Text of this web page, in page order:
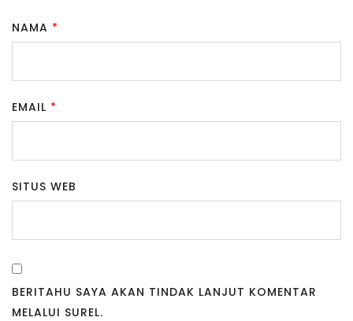
NAMA *
EMAIL *
SITUS WEB
BERITAHU SAYA AKAN TINDAK LANJUT KOMENTAR
MELALUI SUREL.